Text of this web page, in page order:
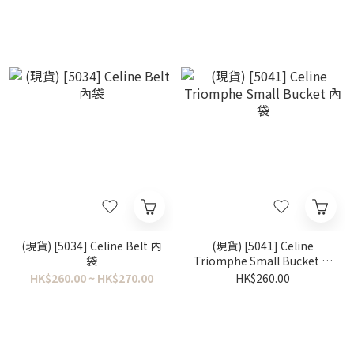
(現貨) [5034] Celine Belt 內
袋
HK$260.00 ~ HK$270.00
(現貨) [5041] Celine
Triomphe Small Bucket 內
袋
HK$260.00